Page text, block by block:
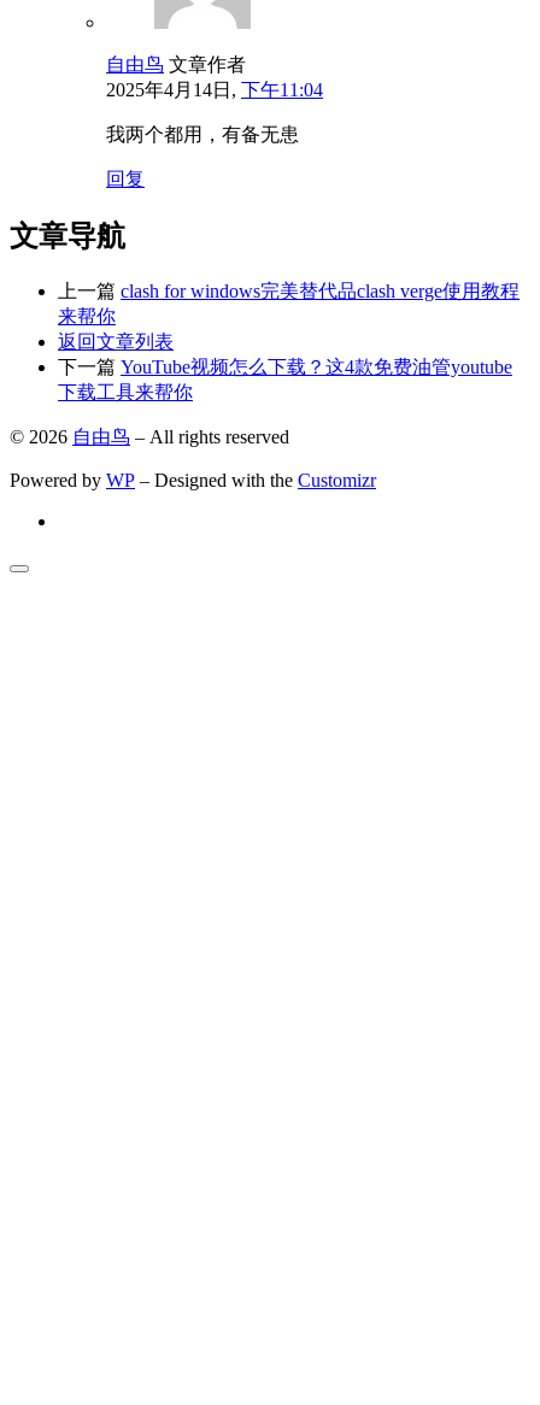
自由鸟 文章作者
2025年4月14日, 下午11:04
我两个都用，有备无患
回复
文章导航
上一篇 clash for windows完美替代品clash verge使用教程
来帮你
返回文章列表
下一篇 YouTube视频怎么下载？这4款免费油管youtube
下载工具来帮你
© 2026 自由鸟 – All rights reserved
Powered by WP – Designed with the Customizr